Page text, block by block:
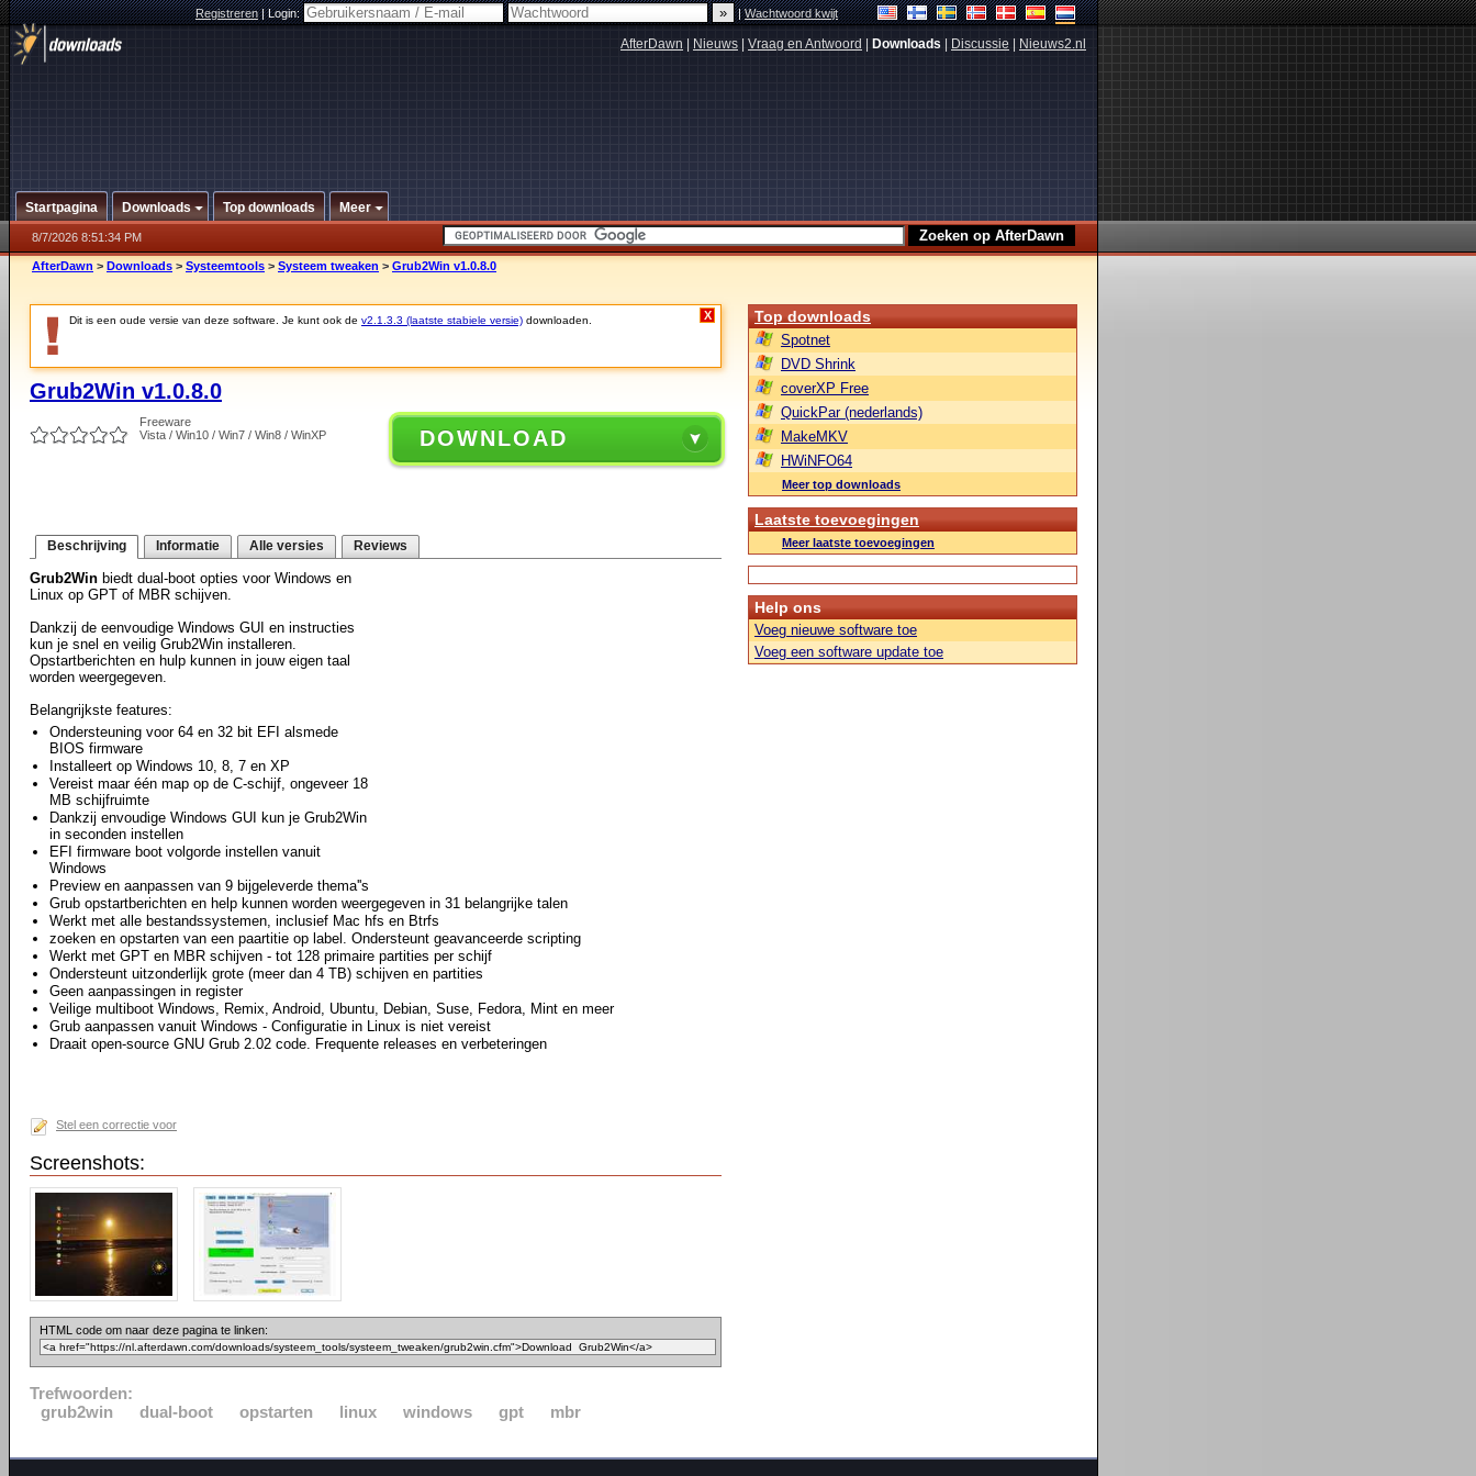
Registreren|Login: |Wachtwoord kwijt
AfterDawn Nieuws Vraag en Antwoord Downloads Discussie Nieuws2.nl
Startpagina Downloads Top downloads Meer
8/7/2026 8:51:34 PM
AfterDawn > Downloads > Systeemtools > Systeem tweaken > Grub2Win v1.0.8.0
Dit is een oude versie van deze software. Je kunt ook de v2.1.3.3 (laatste stabiele versie) downloaden. X
Grub2Win v1.0.8.0
Freeware
Vista / Win10 / Win7 / Win8 / WinXP
DOWNLOAD
Beschrijving Informatie Alle versies Reviews
Grub2Win biedt dual-boot opties voor Windows en
Linux op GPT of MBR schijven.
Dankzij de eenvoudige Windows GUI en instructies
kun je snel en veilig Grub2Win installeren.
Opstartberichten en hulp kunnen in jouw eigen taal
worden weergegeven.
Belangrijkste features:
Ondersteuning voor 64 en 32 bit EFI alsmede
BIOS firmware
Installeert op Windows 10, 8, 7 en XP
Vereist maar één map op de C-schijf, ongeveer 18
MB schijfruimte
Dankzij envoudige Windows GUI kun je Grub2Win
in seconden instellen
EFI firmware boot volgorde instellen vanuit
Windows
Preview en aanpassen van 9 bijgeleverde thema''s
Grub opstartberichten en help kunnen worden weergegeven in 31 belangrijke talen
Werkt met alle bestandssystemen, inclusief Mac hfs en Btrfs
zoeken en opstarten van een paartitie op label. Ondersteunt geavanceerde scripting
Werkt met GPT en MBR schijven - tot 128 primaire partities per schijf
Ondersteunt uitzonderlijk grote (meer dan 4 TB) schijven en partities
Geen aanpassingen in register
Veilige multiboot Windows, Remix, Android, Ubuntu, Debian, Suse, Fedora, Mint en meer
Grub aanpassen vanuit Windows - Configuratie in Linux is niet vereist
Draait open-source GNU Grub 2.02 code. Frequente releases en verbeteringen
Stel een correctie voor
Screenshots:
HTML code om naar deze pagina te linken:
Trefwoorden:
grub2win
dual-boot opstarten linux windows gpt mbr
Top downloads
Spotnet
DVD Shrink
coverXP Free
QuickPar (nederlands)
MakeMKV
HWiNFO64
Meer top downloads
Laatste toevoegingen
Meer laatste toevoegingen
Help ons
Voeg nieuwe software toe
Voeg een software update toe